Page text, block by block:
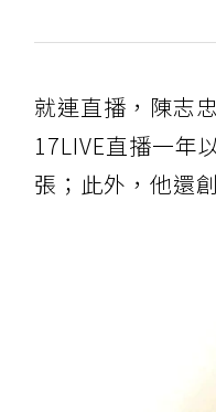
就連直播，陳志
17LIVE直播一年
張；此外，他還